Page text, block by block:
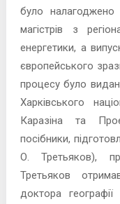
було налагоджено
магістрів з
енергетики, а
європейського
процесу було
Харківського
Каразіна та
посібники,
О. Третьяков),
Третьяков
доктора